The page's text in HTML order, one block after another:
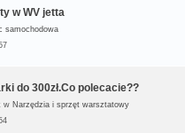
w WV jetta
samochodowa
do 300zł.Co polecacie??
w Narzędzia i sprzęt warsztatowy